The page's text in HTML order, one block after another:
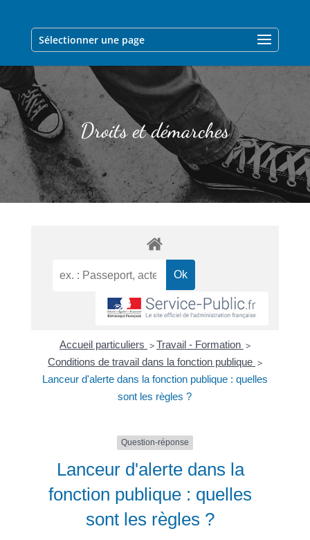
Sélectionner une page
Droits et démarches
Accueil particuliers > Travail - Formation >
Conditions de travail dans la fonction publique >
Lanceur d'alerte dans la fonction publique : quelles
sont les règles ?
Question-réponse
Lanceur d'alerte dans la
fonction publique : quelles
sont les règles ?